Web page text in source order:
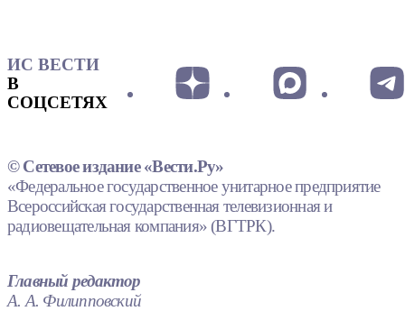
ИС ВЕСТИ
В
СОЦСЕТЯХ
© Сетевое издание «Вести.Ру»
«Федеральное государственное унитарное предприятие
Всероссийская государственная телевизионная и
радиовещательная компания» (ВГТРК).
Главный редактор
А. А. Филипповский